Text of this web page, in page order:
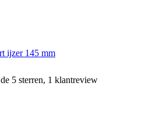
ijzer 145 mm
5 sterren, 1 klantreview